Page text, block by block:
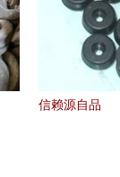
胶总厂成都
销售 匠心
坚守橡胶制
品定制与塑
信赖源自品